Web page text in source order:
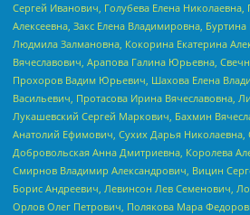
Сергей Иванович, Голубева Елена
Алексеевна, Закс Елена Владимировна,
Людмила Залмановна, Кокорина Екатерина
Вячеславович, Арапова Галина Юрьевна,
Прохоров Вадим Юрьевич, Шахова Елена
Васильевич, Протасова Ирина Вячеславовна,
Лукашевский Сергей Маркович, Бахмин
Анатолий Ефимович, Сухих Дарья Николаевна,
Добровольская Анна Дмитриевна, Королева
Смирнов Владимир Александрович, Вицин
Борис Андреевич, Левинсон Лев Семенович,
Орлов Олег Петрович, Полякова Мара